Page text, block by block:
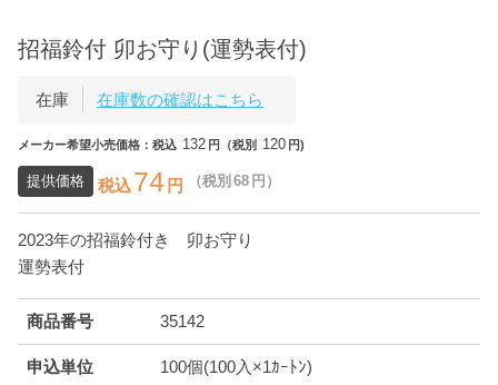
招福鈴付 卯お守り(運勢表付)
在庫 在庫数の確認はこちら
メーカー希望小売価格：税込 132 円（税別 120 円)
提供価格 税込74 円 （税別 68 円）
2023年の招福鈴付き 卯お守り
運勢表付
商品番号 35142
申込単位 100個(100入×1ｶｰﾄﾝ)